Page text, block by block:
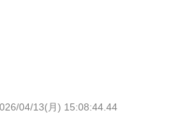
04/13(月) 15:08:44.44